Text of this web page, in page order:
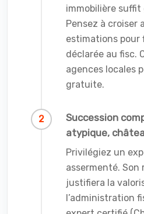
immobilière
Pensez à croiser
estimations pour
déclarée au fisc.
agences locales
gratuite.
Succession
atypique,
Privilégiez un
assermenté.
justifiera la
l’administration